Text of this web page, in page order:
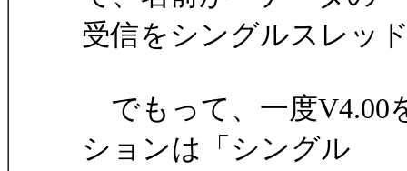
受信をシングルスレッ
でもって、一度V4.00
ションは「シングル